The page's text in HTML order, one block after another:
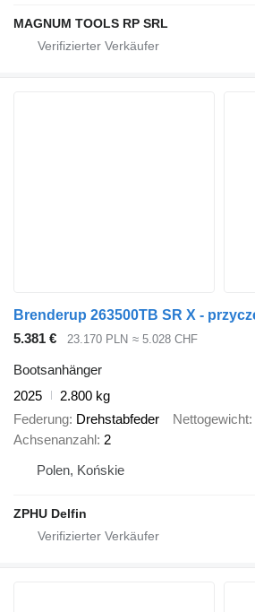
MAGNUM TOOLS RP SRL
5.381 € 23.170 PLN ≈ 5.028 CHF
Bootsanhänger
2025
2.800 kg
Federung Drehstabfeder Nettogewicht
Achsenanzahl
2
Polen, Końskie
ZPHU Delfin